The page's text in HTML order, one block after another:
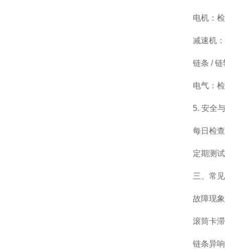
电机：
减速机
链条 /
电气：
5. 安全
每日检
定期测
三、常
故障现象
滚筒卡滞
链条异响